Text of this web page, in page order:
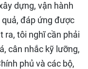
dựng, vận hành
đáp ứng được
ra, tôi nghĩ cần phải
cân nhắc kỹ lưỡng,
phủ và các bộ,